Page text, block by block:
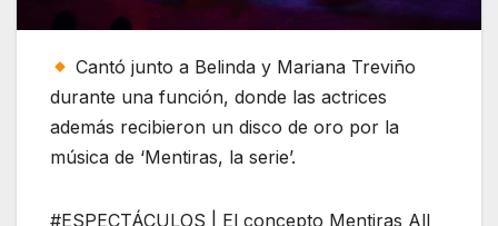
Cantó junto a Belinda y Mariana Treviño
durante una función, donde las actrices
además recibieron un disco de oro por la
música de ‘Mentiras, la serie’.
#ESPECTÁCULOS | El concepto Mentiras All